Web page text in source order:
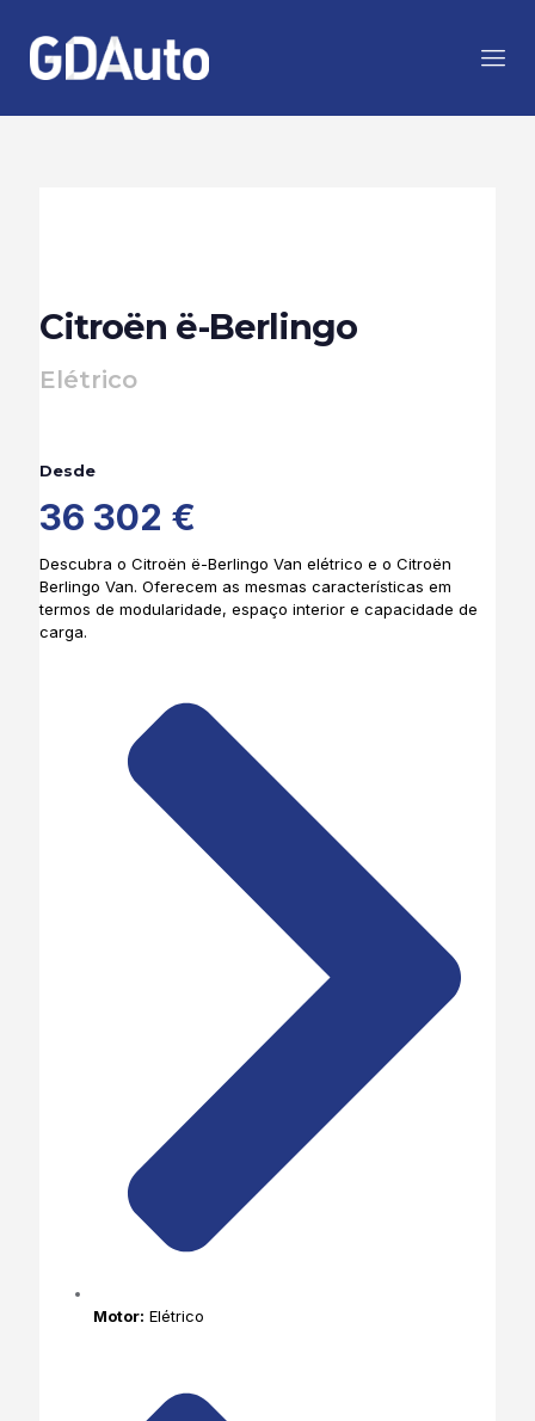
Citroën ë-Berlingo
Elétrico
Desde
36 302 €
Descubra o Citroën ë-Berlingo Van elétrico e o Citroën
Berlingo Van. Oferecem as mesmas características em
termos de modularidade, espaço interior e capacidade de
carga.
Motor: Elétrico